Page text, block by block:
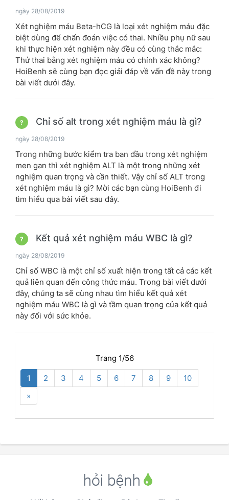
ngày 28/08/2019
Xét nghiệm máu Beta-hCG là loại xét nghiệm máu đặc
biệt dùng để chẩn đoán việc có thai. Nhiều phụ nữ sau
khi thực hiện xét nghiệm này đều có cùng thắc mắc:
Thử thai bằng xét nghiệm máu có chính xác không?
HoiBenh sẽ cùng bạn đọc giải đáp về vấn đề này trong
bài viết dưới đây.
? Chỉ số alt trong xét nghiệm máu là gì?
ngày 28/08/2019
Trong những bước kiểm tra ban đầu trong xét nghiệm
men gan thì xét nghiệm ALT là một trong những xét
nghiệm quan trọng và cần thiết. Vậy chỉ số ALT trong
xét nghiệm máu là gì? Mời các bạn cùng HoiBenh đi
tìm hiểu qua bài viết sau đây.
? Kết quả xét nghiệm máu WBC là gì?
ngày 28/08/2019
Chỉ số WBC là một chỉ số xuất hiện trong tất cả các kết
quả liên quan đến công thức máu. Trong bài viết dưới
đây, chúng ta sẽ cùng nhau tìm hiểu kết quả xét
nghiệm máu WBC là gì và tầm quan trọng của kết quả
này đối với sức khỏe.
Trang 1/56
1 2 3 4 5 6 7 8 9
10
»